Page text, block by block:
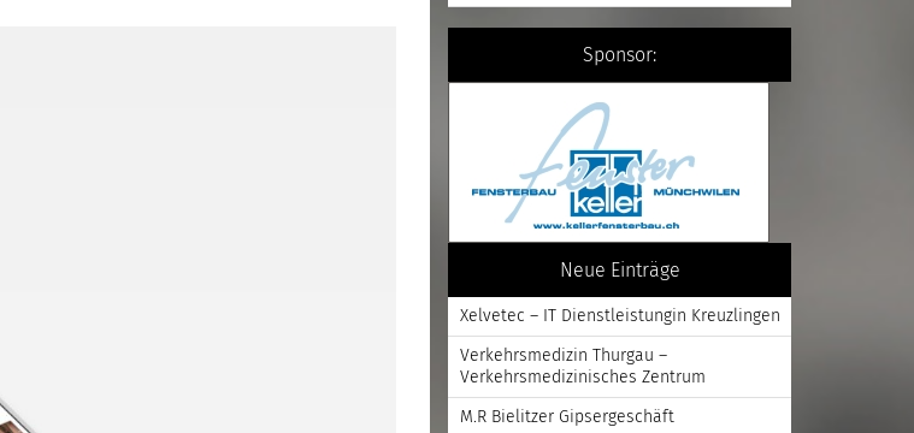
Sponsor:
Neue Einträge
Xelvetec – IT Dienstleistungin Kreuzlingen
Verkehrsmedizin Thurgau –
Verkehrsmedizinisches Zentrum
M.R Bielitzer Gipsergeschäft